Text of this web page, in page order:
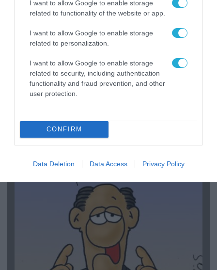
I want to allow Google to enable storage
related to functionality of the website or app.
I want to allow Google to enable storage
related to personalization.
I want to allow Google to enable storage
related to security, including authentication
functionality and fraud prevention, and other
user protection.
CONFIRM
Data Deletion Data Access Privacy Policy
06.08.2026 | 14:02
«Επιχείρηση ελεύθερα πεζοδρόμια» στην
Αθήνα: Απομακρύνθηκαν παράνομα
αντικείμενα από κοινόχρηστους χώρους